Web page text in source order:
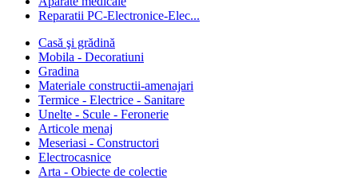
Reparatii PC-Electronice-Elec...
Casă şi grădină
Mobila - Decoratiuni
Gradina
Materiale constructii-amenajari
Termice - Electrice - Sanitare
Unelte - Scule - Feronerie
Articole menaj
Meseriasi - Constructori
Electrocasnice
Arta - Obiecte de colectie